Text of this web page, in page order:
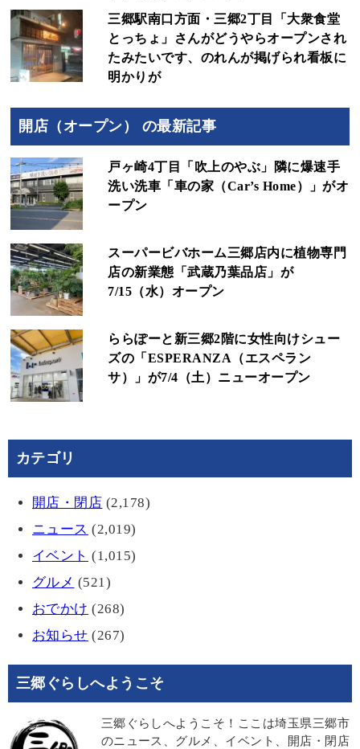
三郷駅南口方面・三郷2丁目「大衆食堂
とっちょ」さんがどうやらオープンされ
たみたいです、のれんが掲げられ看板に
明かりが
開店（オープン） の最新記事
戸ヶ崎4丁目「吹上のやぶ」隣に爆速手
洗い洗車「車の家（Car’s Home）」がオ
ープン
スーパービバホーム三郷店内に植物専門
店の新業態「武蔵乃葉品店」が
7/15（水）オープン
ららぽーと新三郷2階に女性向けシュー
ズの「ESPERANZA（エスペラン
サ）」が7/4（土）ニューオープン
カテゴリ
開店・閉店 (2,178)
ニュース (2,019)
イベント (1,015)
グルメ (521)
おでかけ (268)
お知らせ (267)
三郷ぐらしへようこそ
三郷ぐらしへようこそ！ここは埼玉県三郷市
のニュース、グルメ、イベント、開店・閉店